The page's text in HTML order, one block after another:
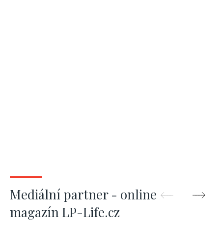
Mediální partner - online
magazín LP-Life.cz